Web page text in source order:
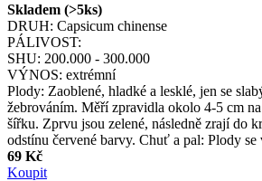
Skladem (>5ks)
DRUH: Capsicum chinense
PÁLIVOST:
SHU: 200.000 - 300.000
VÝNOS: extrémní
Plody: Zaoblené, hladké a lesklé, jen se
žebrováním. Měří zpravidla okolo 4-5 cm
šířku. Zprvu jsou zelené, následně zrají do
odstínu červené barvy. Chuť a pal: Plody
69 Kč
Koupit